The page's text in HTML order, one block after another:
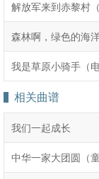
解放军来到赤黎村
森林啊，绿色的海
我是草原小骑手（
相关曲谱
我们一起成长
中华一家大团圆（童